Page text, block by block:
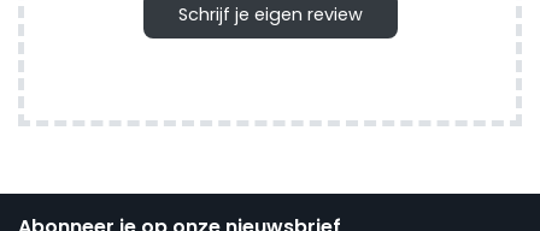
Schrijf je eigen review